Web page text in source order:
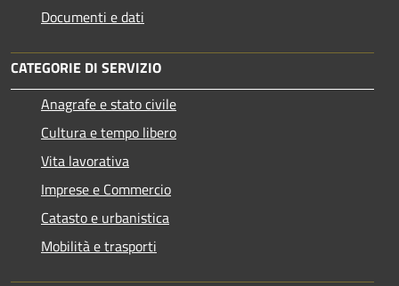
Documenti e dati
CATEGORIE DI SERVIZIO
Anagrafe e stato civile
Cultura e tempo libero
Vita lavorativa
Imprese e Commercio
Catasto e urbanistica
Mobilità e trasporti